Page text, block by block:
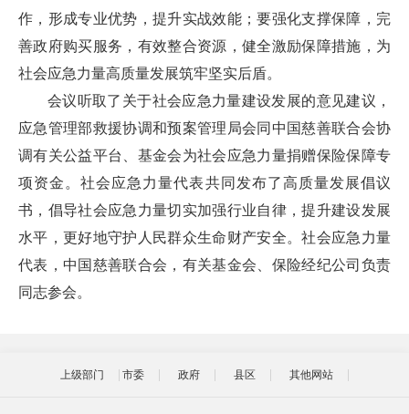
作，形成专业优势，提升实战效能；要强化支撑保障，完
善政府购买服务，有效整合资源，健全激励保障措施，为
社会应急力量高质量发展筑牢坚实后盾。
会议听取了关于社会应急力量建设发展的意见建议，
应急管理部救援协调和预案管理局会同中国慈善联合会协
调有关公益平台、基金会为社会应急力量捐赠保险保障专
项资金。社会应急力量代表共同发布了高质量发展倡议
书，倡导社会应急力量切实加强行业自律，提升建设发展
水平，更好地守护人民群众生命财产安全。社会应急力量
代表，中国慈善联合会，有关基金会、保险经纪公司负责
同志参会。
上级部门 市委 政府 县区 其他网站